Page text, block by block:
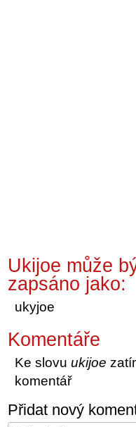
Ukijoe může
zapsáno jako:
ukyjoe
Komentáře
Ke slovuukijoe
komentář
Přidat nový